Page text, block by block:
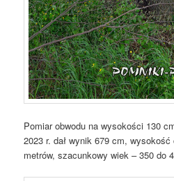
Pomiar obwodu na wysokości 130
2023 r. dał wynik 679 cm,
metrów, szacunkowy wiek – 350 do